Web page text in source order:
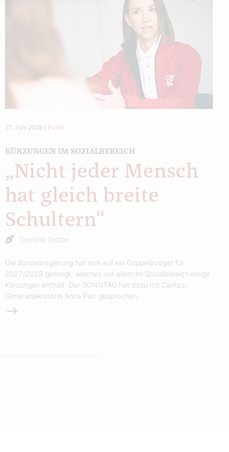
27. Juni 2026| Politik
KÜRZUNGEN IM SOZIALBEREICH
„Nicht jeder Mensch
hat gleich breite
Schultern“
Cornelia Grotte
Die Bundesregierung hat sich auf ein Doppelbudget für
2027/2028 geeinigt, welches vor allem im Sozialbereich einige
Kürzungen enthält. Der SONNTAG hat dazu mit Caritas-
Generalsekretärin Anna Parr gesprochen.
Weiterlesen